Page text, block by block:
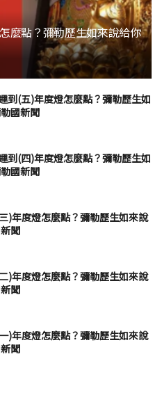
麼點？彌勒歷生如來說給你
到(五)年度燈怎麼點？彌勒歷生如
國新聞
到(四)年度燈怎麼點？彌勒歷生如
國新聞
)年度燈怎麼點？彌勒歷生如來說
聞
)年度燈怎麼點？彌勒歷生如來說
聞
)年度燈怎麼點？彌勒歷生如來說
聞